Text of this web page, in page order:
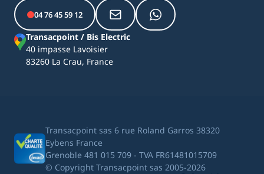
04 76 45 59 12
Transacpoint / Bis Electric
40 impasse Lavoisier
83260 La Crau, France
Transacpoint sas 6 rue Roland Garros 38320
Eybens France
Grenoble 481 015 709 - TVA FR61481015709
© Copyright Transacpoint sas 2005-2026